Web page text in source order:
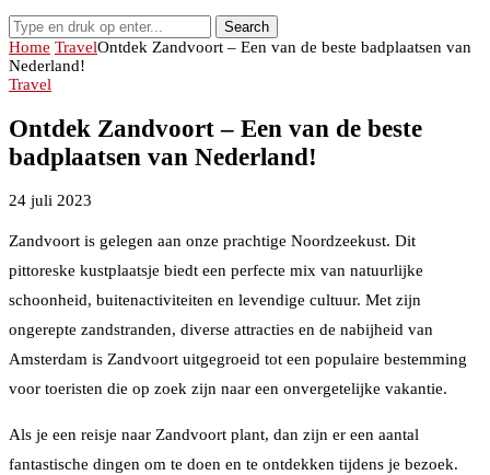
Search
Home TravelOntdek Zandvoort – Een van de beste badplaatsen van
Nederland!
Travel
Ontdek Zandvoort – Een van de beste
badplaatsen van Nederland!
24 juli 2023
Zandvoort is gelegen aan onze prachtige Noordzeekust. Dit
pittoreske kustplaatsje biedt een perfecte mix van natuurlijke
schoonheid, buitenactiviteiten en levendige cultuur. Met zijn
ongerepte zandstranden, diverse attracties en de nabijheid van
Amsterdam is Zandvoort uitgegroeid tot een populaire bestemming
voor toeristen die op zoek zijn naar een onvergetelijke vakantie.
Als je een reisje naar Zandvoort plant, dan zijn er een aantal
fantastische dingen om te doen en te ontdekken tijdens je bezoek.